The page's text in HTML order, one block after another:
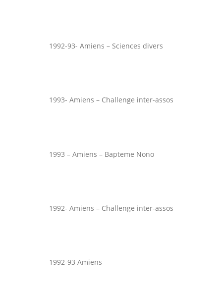
1992-93- Amiens – Sciences divers
1993- Amiens – Challenge inter-assos
1993 – Amiens – Bapteme Nono
1992- Amiens – Challenge inter-assos
1992-93 Amiens